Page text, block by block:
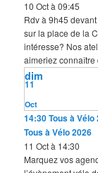
10 Oct à 09:45
Rdv à 9h45
sur la place de la
intéresse? Nos
aimeriez
Oct
11
dim
14:30Tous à Vélo
Tous à Vélo 2026
11 Oct à 14:30
Marquez vos